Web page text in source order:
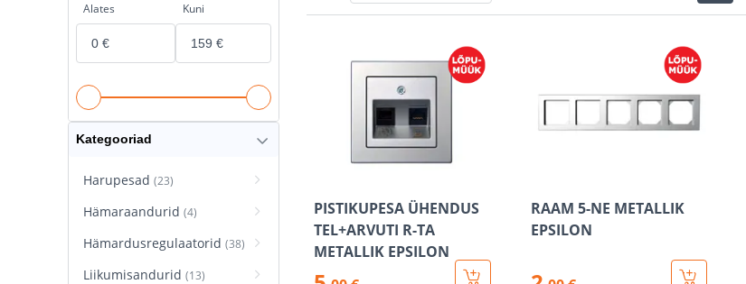
PISTIKUPESA ÜHENDUS
TEL+ARVUTI R-TA
METALLIK EPSILON
RAAM 5-NE METALLIK
EPSILON
Alates Kuni
Kategooriad
Harupesad (23)
Hämaraandurid (4)
Hämardusregulaatorid (38)
Liikumisandurid (13)